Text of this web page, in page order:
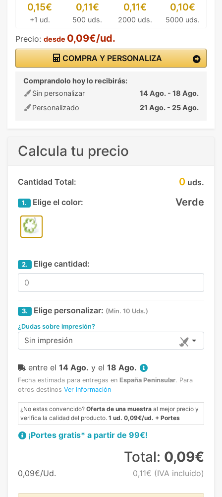
0,15€
+1 ud.
0,11€
500 uds.
0,11€
2000 uds.
0,10€
5000 uds.
Precio: desde 0,09€/ud.
COMPRA Y PERSONALIZA
Comprandolo hoy lo recibirás:
Sin personalizar
14 Ago. - 18 Ago.
Personalizado
21 Ago. - 25 Ago.
Calcula tu precio
Cantidad Total: 0 uds.
1. Elige el color: Verde
2. Elige cantidad:
3. Elige personalizar: (Min. 10 Uds.)
¿Dudas sobre impresión?
Sin impresión
entre el 14 Ago. y el 18 Ago.
Fecha estimada para entregas en España Peninsular. Para
otros destinos Ver Información
¿No estas convencido? Oferta de una muestra al mejor precio y
verifica la calidad del producto. 1 ud. 0,09€/ud. + Portes
¡Portes gratis* a partir de 99€!
0,09€/Ud.
Total: 0,09€
0,11€ (IVA incluido)